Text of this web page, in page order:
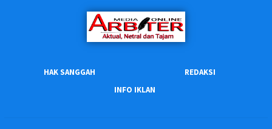
HAK SANGGAH
REDAKSI
INFO IKLAN